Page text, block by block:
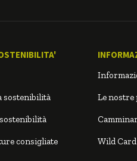
sostenibilità
consigliate
Le nostre
Wild